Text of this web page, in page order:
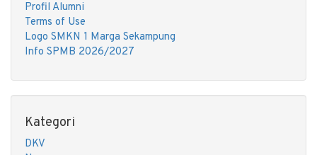
Profil Alumni
Terms of Use
Logo SMKN 1 Marga Sekampung
Info SPMB 2026/2027
Kategori
DKV